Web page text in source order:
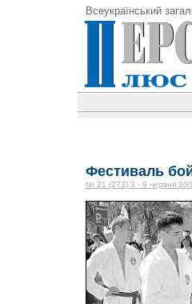
Всеукраїнський
Фестиваль
№ 21 (273) 3 - 9 червня